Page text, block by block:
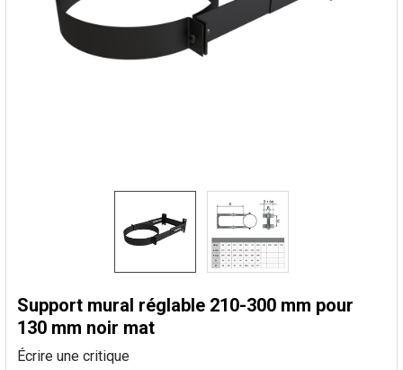
Support mural réglable 210-300 mm pour
130 mm noir mat
Écrire une critique